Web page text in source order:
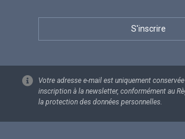
Votre adresse e-mail est uniquement
inscription à la newsletter, conformément au
la protection des données personnelles.